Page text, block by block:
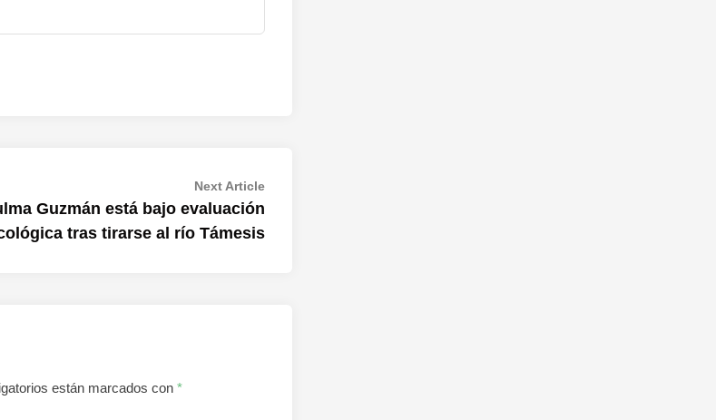
Next ArticleNext
Guzmán está bajo evaluación
tras tirarse al río Támesis
están marcados con *